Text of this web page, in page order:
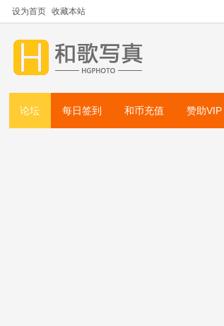
设为首页 收藏本站
论坛 每日签到 和币充值 赞助VIP